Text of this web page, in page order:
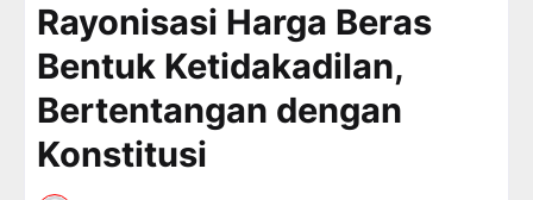
Rayonisasi Harga Beras
Bentuk Ketidakadilan,
Bertentangan dengan
Konstitusi